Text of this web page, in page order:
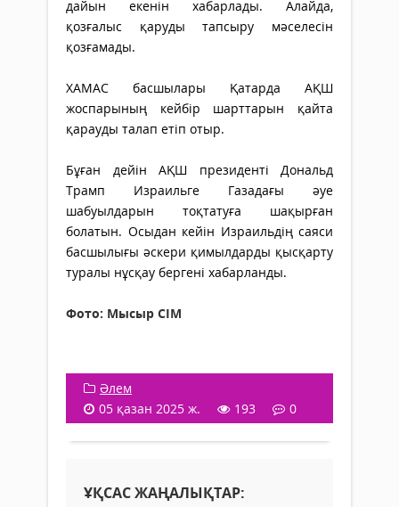
дайын екенін хабарлады. Алайда,
қозғалыс қаруды тапсыру мәселесін
қозғамады.
ХАМАС басшылары Қатарда АҚШ
жоспарының кейбір шарттарын қайта
қарауды талап етіп отыр.
Бұған дейін АҚШ президенті Дональд
Трамп Израильге Газадағы әуе
шабуылдарын тоқтатуға шақырған
болатын. Осыдан кейін Израильдің саяси
басшылығы әскери қимылдарды қысқарту
туралы нұсқау бергені хабарланды.
Фото: Мысыр СІМ
Әлем
05 қазан 2025 ж.
193 0
ҰҚСАС ЖАҢАЛЫҚТАР: